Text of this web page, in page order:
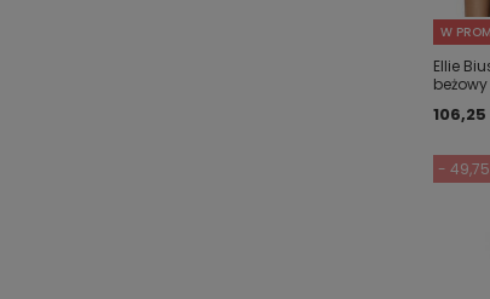
W
Ellie
beżowy
106,25
- 49,75